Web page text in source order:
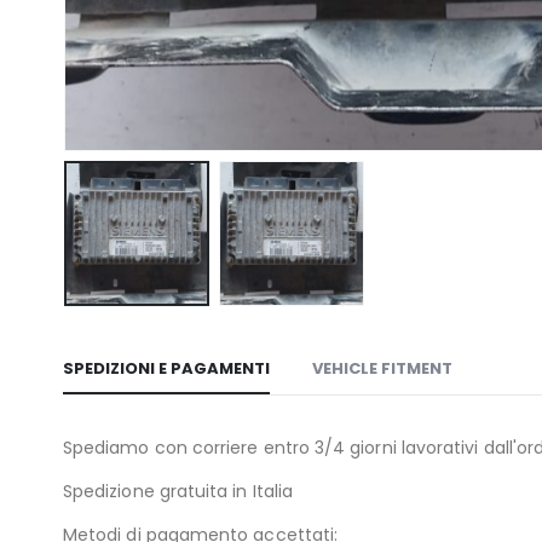
SPEDIZIONI E PAGAMENTI VEHICLE FITMENT
Spediamo con corriere entro 3/4 giorni lavorativi
Spedizione gratuita in Italia
Metodi di pagamento accettati: